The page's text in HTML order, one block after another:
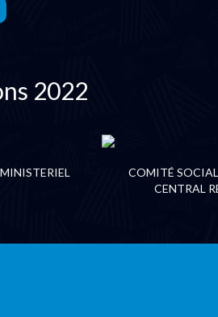
2022
COMITÉ
CENTRAL